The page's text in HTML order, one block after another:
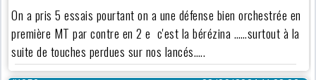
On a pris 5 essais pourtant on a une défense bien orchestrée en
première MT par contre en 2 e c'est la bérézina ……surtout à la
suite de touches perdues sur nos lancés…..